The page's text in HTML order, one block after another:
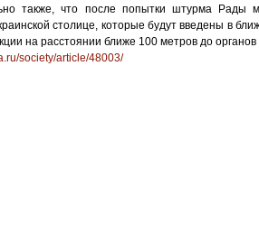
также, что после попытки штурма Рады
столице, которые будут введены в
на расстоянии ближе 100 метров до органов
society/article/48003/